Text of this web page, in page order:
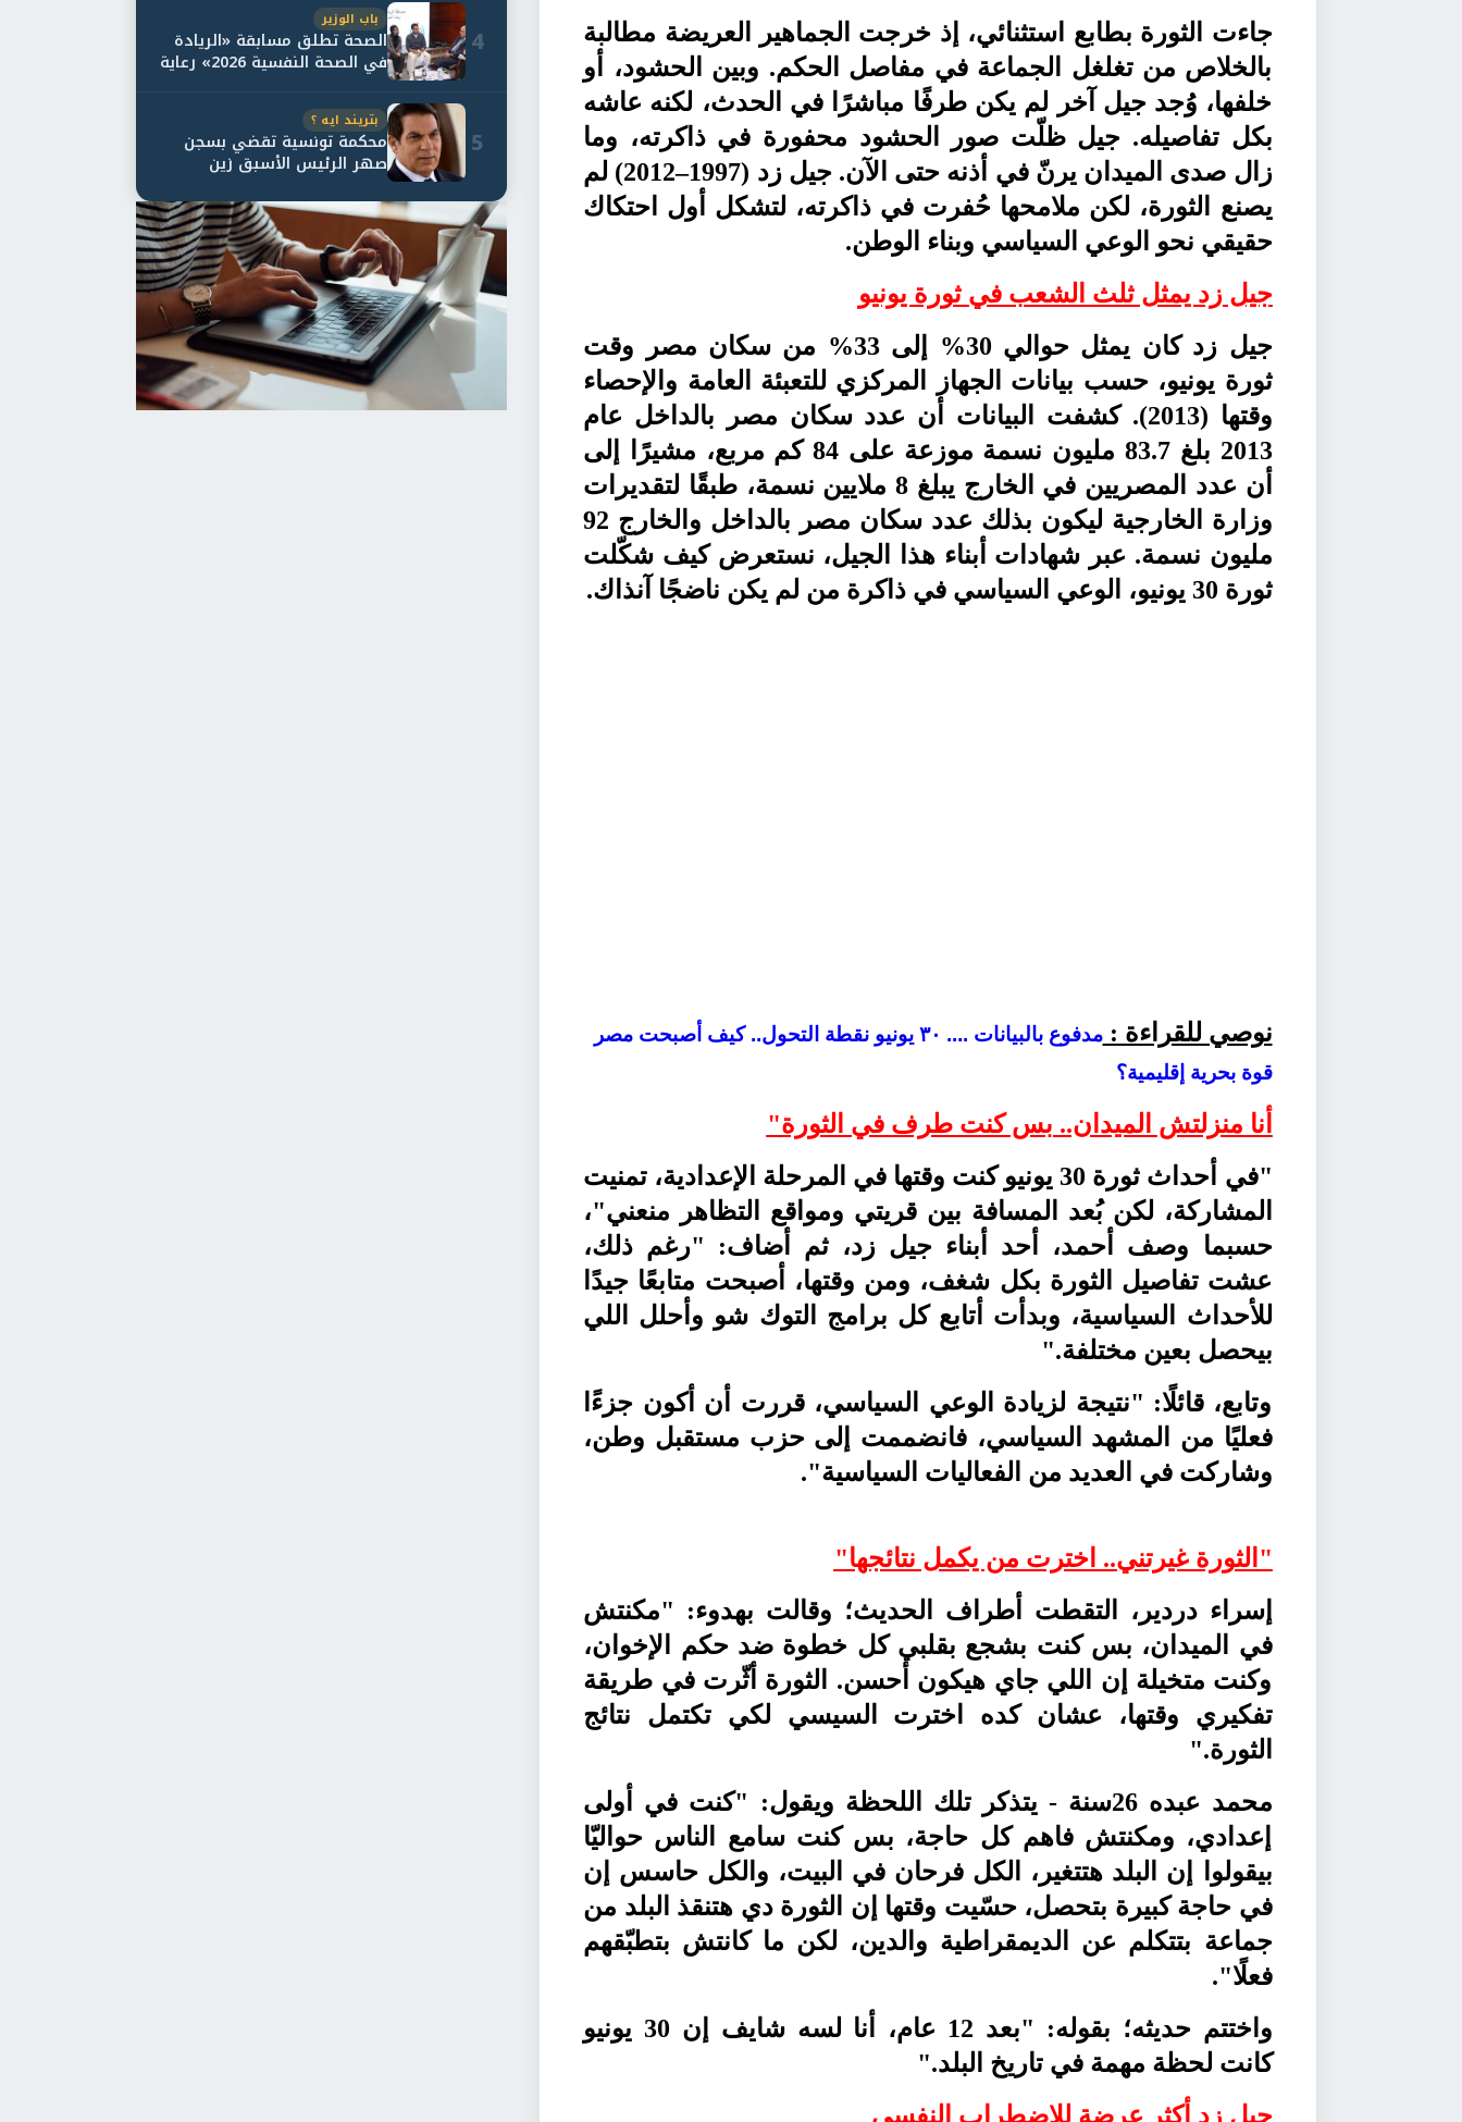
جاءت الثورة بطابع استثنائي، إذ خرجت الجماهير العريضة مطالبة
بالخلاص من تغلغل الجماعة في مفاصل الحكم. وبين الحشود، أو
خلفها، وُجد جيل آخر لم يكن طرفًا مباشرًا في الحدث، لكنه عاشه
بكل تفاصيله. جيل ظلّت صور الحشود محفورة في ذاكرته، وما
زال صدى الميدان يرنّ في أذنه حتى الآن. جيل زد (1997–2012) لم
يصنع الثورة، لكن ملامحها حُفرت في ذاكرته، لتشكل أول احتكاك
حقيقي نحو الوعي السياسي وبناء الوطن.
جيل زد يمثل ثلث الشعب في ثورة يونيو
جيل زد كان يمثل حوالي 30% إلى 33% من سكان مصر وقت
ثورة يونيو، حسب بيانات الجهاز المركزي للتعبئة العامة والإحصاء
وقتها (2013). كشفت البيانات أن عدد سكان مصر بالداخل عام
2013 بلغ 83.7 مليون نسمة موزعة على 84 كم مربع، مشيرًا إلى
أن عدد المصريين في الخارج يبلغ 8 ملايين نسمة، طبقًا لتقديرات
وزارة الخارجية ليكون بذلك عدد سكان مصر بالداخل والخارج 92
مليون نسمة. عبر شهادات أبناء هذا الجيل، نستعرض كيف شكّلت
ثورة 30 يونيو، الوعي السياسي في ذاكرة من لم يكن ناضجًا آنذاك.
نوصي للقراءة :
مدفوع بالبيانات .... ٣٠ يونيو نقطة التحول.. كيف أصبحت مصر
قوة بحرية إقليمية؟
أنا منزلتش الميدان.. بس كنت طرف في الثورة"
"
في أحداث ثورة 30 يونيو كنت وقتها في المرحلة الإعدادية، تمنيت
المشاركة، لكن بُعد المسافة بين قريتي ومواقع التظاهر منعني"،
حسبما وصف
أحمد، أحد أبناء جيل زد، ثم أضاف: "رغم ذلك،
عشت تفاصيل الثورة بكل شغف، ومن وقتها، أصبحت متابعًا جيدًا
للأحداث السياسية، وبدأت أتابع كل برامج التوك شو وأحلل اللي
بيحصل بعين مختلفة."
وتابع، قائلًا: "نتيجة لزيادة الوعي السياسي، قررت أن أكون جزءًا
فعليًا من المشهد السياسي، فانضممت إلى حزب مستقبل وطن،
وشاركت في العديد من الفعاليات السياسية".
" الثورة غيرتني.. اخترت من يكمل نتائجها"
إسراء دردير ، التقطت أطراف الحديث؛ وقالت بهدوء: "مكنتش
في الميدان، بس كنت بشجع بقلبي كل خطوة ضد حكم الإخوان،
وكنت متخيلة إن اللي جاي هيكون أحسن. الثورة أثّرت في طريقة
تفكيري وقتها، عشان كده اخترت السيسي لكي تكتمل نتائج
الثورة."
محمد عبده
26سنة - يتذكر تلك اللحظة ويقول: "كنت في أولى
إعدادي، ومكنتش فاهم كل حاجة، بس كنت سامع الناس حواليّا
بيقولوا إن البلد هتتغير، الكل فرحان في البيت، والكل حاسس إن
في حاجة كبيرة بتحصل، حسّيت وقتها إن الثورة دي هتنقذ البلد من
جماعة بتتكلم عن الديمقراطية والدين، لكن ما كانتش بتطبّقهم
فعلًا".
واختتم حديثه؛ بقوله: "بعد 12 عام، أنا لسه شايف إن 30 يونيو
كانت لحظة مهمة في تاريخ البلد."
جيل زد أكثر عرضة للاضطراب النفسي
4
باب الوزير
الصحة تطلق مسابقة «الريادة
في الصحة النفسية 2026» رعاية
نفسية اف...
5
بتريند ايه ؟
محكمة تونسية تقضي بسجن
صهر الرئيس الأسبق زين
العابدين بن علي لمدة...